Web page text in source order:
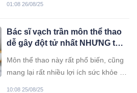
01:08 26/08/25
Bác sĩ vạch trần môn thể thao
dễ gây đột tử nhất NHƯNG từ
đều “mê như điếu đổ”
Môn thể thao này rất phổ biến, cũng
mang lại rất nhiều lợi ích sức khỏe và
10:08 25/08/25